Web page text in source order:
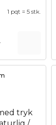
1 pqt = 5 stk.